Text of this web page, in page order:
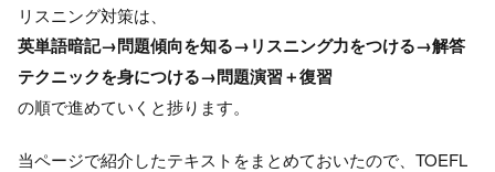
リスニング対策は、
英単語暗記→問題傾向を知る→リスニング力をつける→解答
テクニックを身につける→問題演習＋復習
の順で進めていくと捗ります。
当ページで紹介したテキストをまとめておいたので、TOEFL